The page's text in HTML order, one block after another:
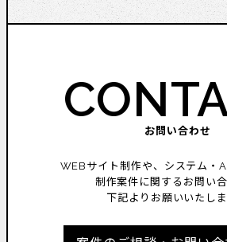
お問い合わせ
WEBサイト制作や、システム・
制作案件に関するお問い
下記よりお願いいたしま